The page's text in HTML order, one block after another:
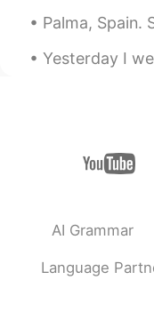
이 시간에
의사입니다
의사입니
번도 안 했
양이 빨리
우리 고양
Palma, Spain. So sunny and
Yesterday I went for my first
AI Grammar
Language